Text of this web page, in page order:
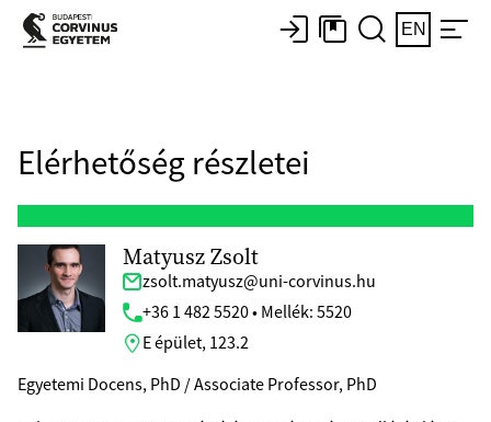
EN
Elérhetőség részletei
Matyusz Zsolt
zsolt.matyusz@uni-corvinus.hu
+36 1 482 5520 • Mellék: 5520
E épület, 123.2
Egyetemi Docens, PhD / Associate Professor, PhD